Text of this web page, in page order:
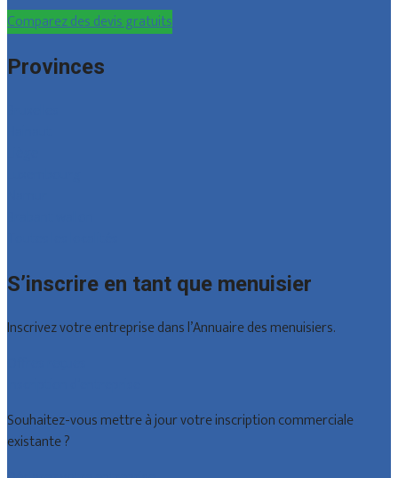
Comparez des devis gratuits
Provinces
S’inscrire en tant que menuisier
Inscrivez votre entreprise dans l’Annuaire des menuisiers.
Souhaitez-vous mettre à jour votre inscription commerciale
existante ?